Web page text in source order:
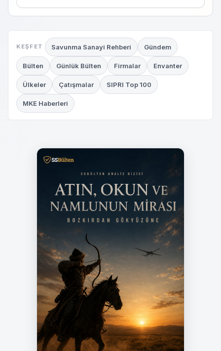
KEŞFET Savunma Sanayi Rehberi Gündem
Bülten Günlük Bülten Firmalar Envanter
Ülkeler Çatışmalar SIPRI Top 100
MKE Haberleri